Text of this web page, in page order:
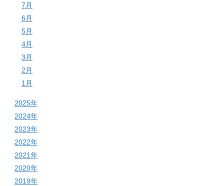
7月
6月
5月
4月
3月
2月
1月
2025年
2024年
2023年
2022年
2021年
2020年
2019年